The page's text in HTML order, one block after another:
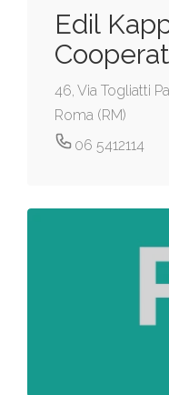
Edil
46, Via Togliatti
Roma (RM)
06 5412114